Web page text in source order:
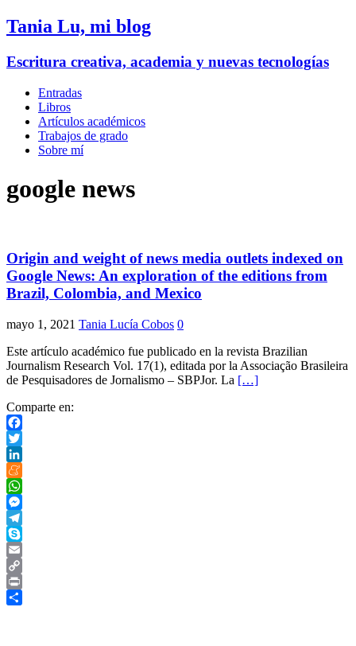
Tania Lu, mi blog
Escritura creativa, academia y nuevas tecnologías
Entradas
Libros
Artículos académicos
Trabajos de grado
Sobre mí
google news
Origin and weight of news media outlets indexed on
Google News: An exploration of the editions from
Brazil, Colombia, and Mexico
mayo 1, 2021 Tania Lucía Cobos 0
Este artículo académico fue publicado en la revista Brazilian
Journalism Research Vol. 17(1), editada por la Associação Brasileira
de Pesquisadores de Jornalismo – SBPJor. La […]
Comparte en:
Facebook
Twitter
LinkedIn
Meneame
WhatsApp
Messenger
Telegram
Skype
Email
Copy
Link
Print